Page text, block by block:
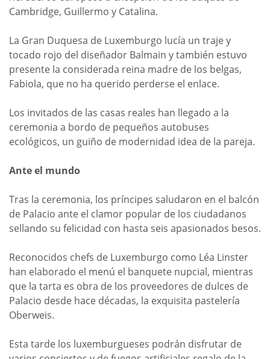
Cambridge, Guillermo y Catalina.
La Gran Duquesa de Luxemburgo lucía un traje y
tocado rojo del diseñador Balmain y también estuvo
presente la considerada reina madre de los belgas,
Fabiola, que no ha querido perderse el enlace.
Los invitados de las casas reales han llegado a la
ceremonia a bordo de pequeños autobuses
ecológicos, un guiño de modernidad idea de la pareja.
Ante el mundo
Tras la ceremonia, los príncipes saludaron en el balcón
de Palacio ante el clamor popular de los ciudadanos
sellando su felicidad con hasta seis apasionados besos.
Reconocidos chefs de Luxemburgo como Léa Linster
han elaborado el menú el banquete nupcial, mientras
que la tarta es obra de los proveedores de dulces de
Palacio desde hace décadas, la exquisita pastelería
Oberweis.
Esta tarde los luxemburgueses podrán disfrutar de